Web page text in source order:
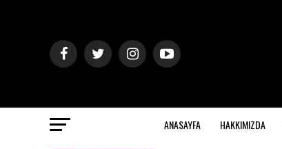
ANASAYFA HAKKIMIZDA